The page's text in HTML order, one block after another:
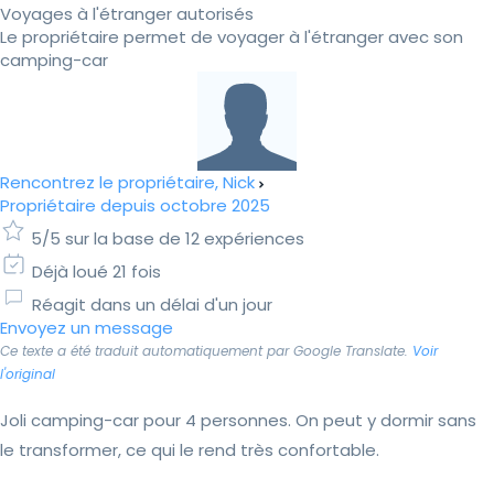
Voyages à l'étranger autorisés
Le propriétaire permet de voyager à l'étranger avec son
camping-car
Rencontrez le propriétaire, Nick
Propriétaire depuis octobre 2025
5/5 sur la base de 12 expériences
Déjà loué 21 fois
Réagit dans un délai d'un jour
Envoyez un message
Ce texte a été traduit automatiquement par Google Translate. Voir
l'original
Joli camping-car pour 4 personnes. On peut y dormir sans
le transformer, ce qui le rend très confortable.